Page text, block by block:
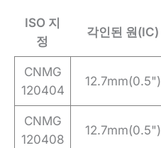
ISO 지
정
각인된 원(IC)
CNMG
120404
12.7mm(0.5")
CNMG
120408
12.7mm(0.5")